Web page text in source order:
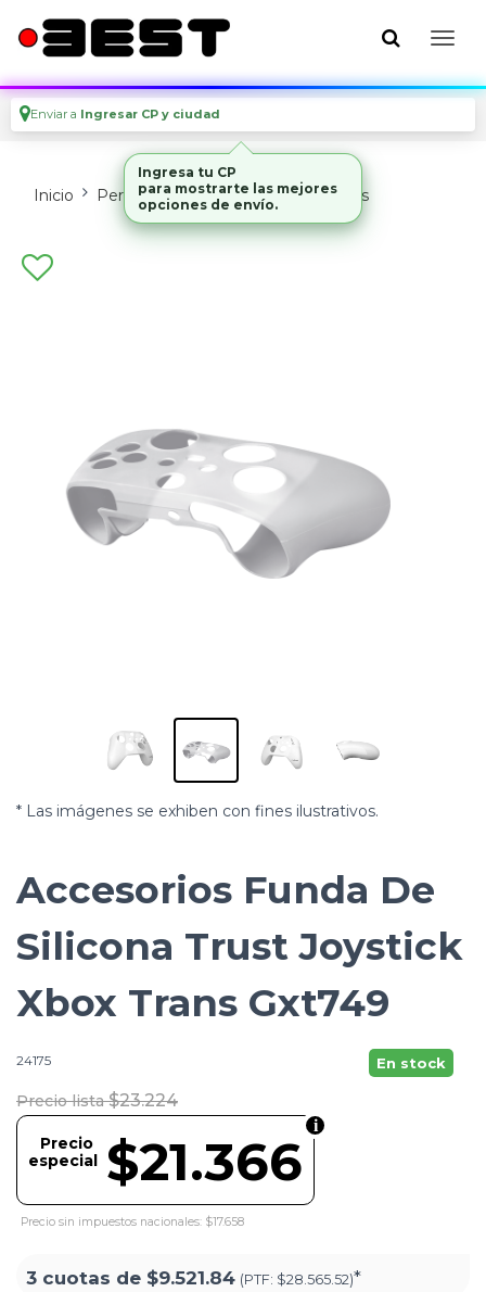
Enviar a Ingresar CP y ciudad
Inicio Perifericos Joysticks Y Gamepads
* Las imágenes se exhiben con fines ilustrativos.
Accesorios Funda De
Silicona Trust Joystick
Xbox Trans Gxt749
24175 En stock
Precio lista $23.224
$21.366
Precio
especial
Precio sin impuestos nacionales: $17.658
3 cuotas de $9.521.84 (PTF: $28.565.52)*
Ingresa tu CP
para mostrarte las mejores
opciones de envío.